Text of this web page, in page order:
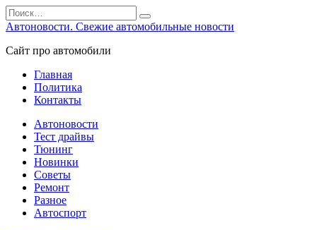
Перейти
к
Search
for:
Автоновости. Свежие автомобильные новости
Сайт про автомобили
Главная
Политика
Контакты
Автоновости
Тест драйвы
Тюнинг
Новинки
Советы
Ремонт
Разное
Автоспорт